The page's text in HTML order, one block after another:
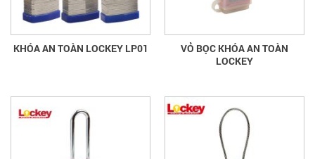
KHÓA AN TOÀN LOCKEY LP01
VỎ BỌC KHÓA AN TOÀN
LOCKEY